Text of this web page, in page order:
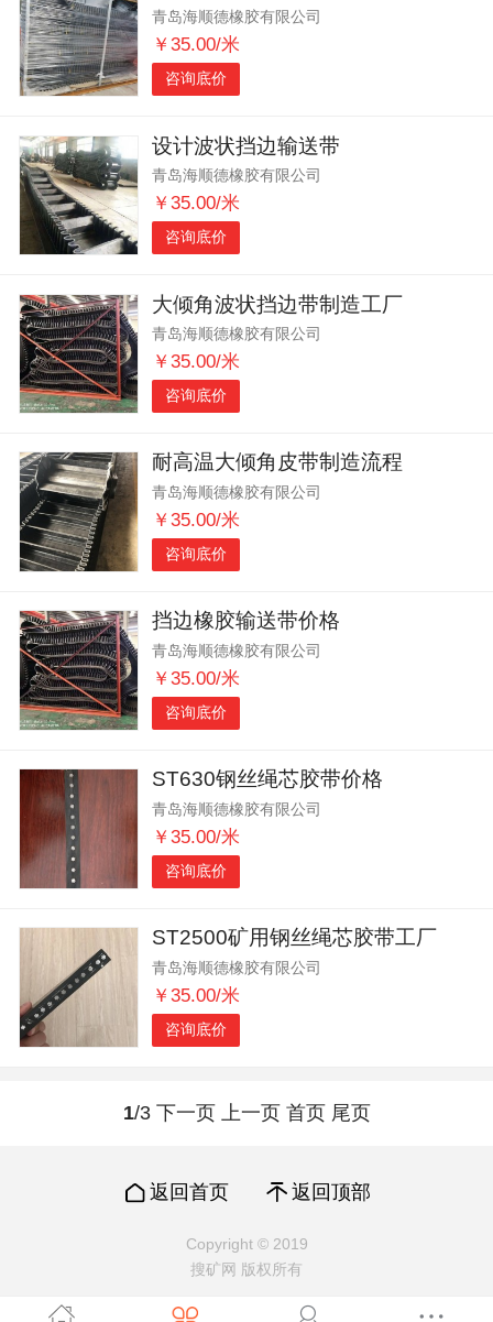
青岛海顺德橡胶有限公司
￥35.00/米
咨询底价
设计波状挡边输送带
青岛海顺德橡胶有限公司
￥35.00/米
咨询底价
大倾角波状挡边带制造工厂
青岛海顺德橡胶有限公司
￥35.00/米
咨询底价
耐高温大倾角皮带制造流程
青岛海顺德橡胶有限公司
￥35.00/米
咨询底价
挡边橡胶输送带价格
青岛海顺德橡胶有限公司
￥35.00/米
咨询底价
ST630钢丝绳芯胶带价格
青岛海顺德橡胶有限公司
￥35.00/米
咨询底价
ST2500矿用钢丝绳芯胶带工厂
青岛海顺德橡胶有限公司
￥35.00/米
咨询底价
1/3 下一页 上一页 首页 尾页
返回首页 返回顶部
Copyright © 2019
搜矿网 版权所有